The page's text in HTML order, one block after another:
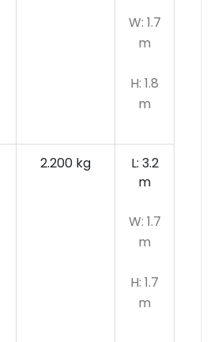
W: 1.7
m
H: 1.8
m
2.200 kg
L: 3.2
m
W: 1.7
m
H: 1.7
m